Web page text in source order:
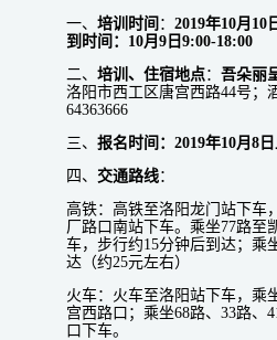
一、 培训时间 ： 2019年10
到时间：10月9日9:00-18:00
二、 培训、住宿地点： 吾朵丽
洛阳市西工区唐宫西路44号；
64363666
三、 报名时间：2019年10月8
四、 交通路线：
高铁：高铁至洛阳龙门站下车
厂路口南站下车。乘坐77路至
车，步行约15分钟后到达；乘
达（约25元左右）
火车：火车至洛阳站下车，乘
宫西路口；乘坐68路、33路、
口下车。